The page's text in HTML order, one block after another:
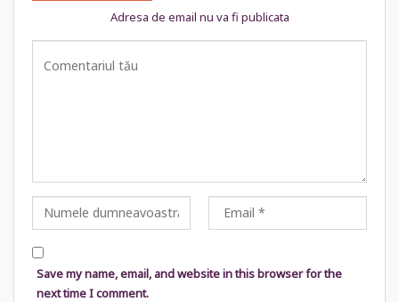
Adresa de email nu va fi publicata
Save my name, email, and website in this browser for the
next time I comment.